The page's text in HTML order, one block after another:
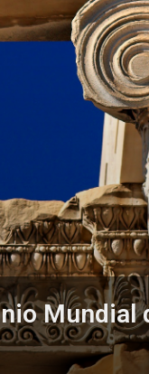
Mundial